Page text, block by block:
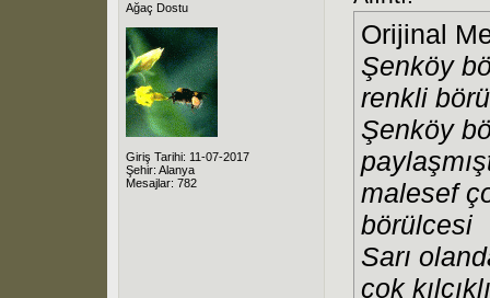
Ağaç Dostu
Giriş Tarihi: 11-07-2017
Şehir: Alanya
Mesajlar: 782
Orijinal
Şenköy
renkli
Şenköy
malesef
börülcesi
Sarı
çok kılçıklı